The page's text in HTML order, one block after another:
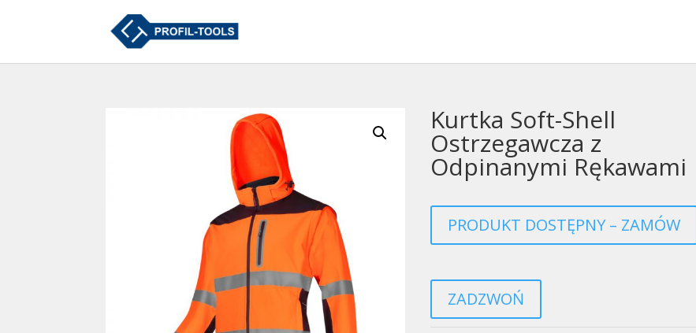
Kurtka Soft-Shell
Ostrzegawcza z
Odpinanymi Rękawami
PRODUKT DOSTĘPNY – ZAMÓW
ZADZWOŃ